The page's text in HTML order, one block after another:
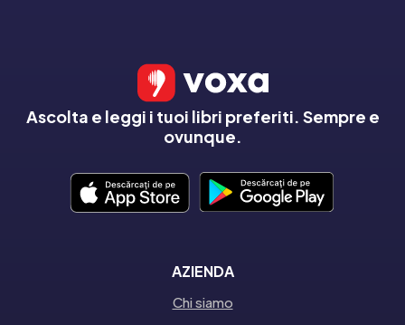
Ascolta e leggi i tuoi libri preferiti. Sempre e
ovunque.
AZIENDA
Chi siamo